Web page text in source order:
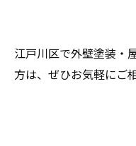
江戸川区で外壁塗装・
方は、ぜひお気軽にご